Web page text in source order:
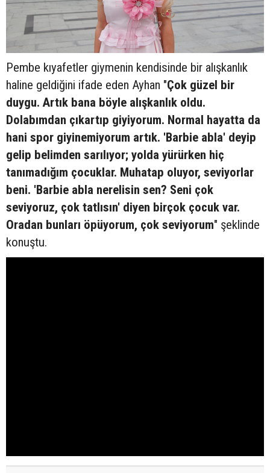
Pembe kıyafetler giymenin kendisinde bir alışkanlık
haline geldiğini ifade eden Ayhan "Çok güzel bir
duygu. Artık bana böyle alışkanlık oldu.
Dolabımdan çıkartıp giyiyorum. Normal hayatta da
hani spor giyinemiyorum artık. 'Barbie abla' deyip
gelip belimden sarılıyor; yolda yürürken hiç
tanımadığım çocuklar. Muhatap oluyor, seviyorlar
beni. 'Barbie abla nerelisin sen? Seni çok
seviyoruz, çok tatlısın' diyen birçok çocuk var.
Oradan bunları öpüyorum, çok seviyorum" şeklinde
konuştu.